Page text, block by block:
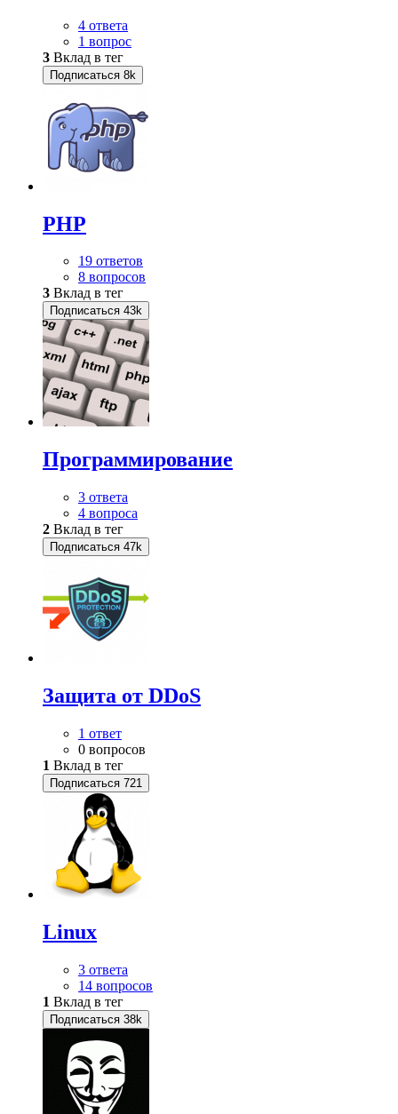
4 ответа
1 вопрос
3 Вклад в тег
Подписаться 8k
PHP
19 ответов
8 вопросов
3 Вклад в тег
Подписаться 43k
Программирование
3 ответа
4 вопроса
2 Вклад в тег
Подписаться 47k
Защита от DDoS
1 ответ
0 вопросов
1 Вклад в тег
Подписаться 721
Linux
3 ответа
14 вопросов
1 Вклад в тег
Подписаться 38k